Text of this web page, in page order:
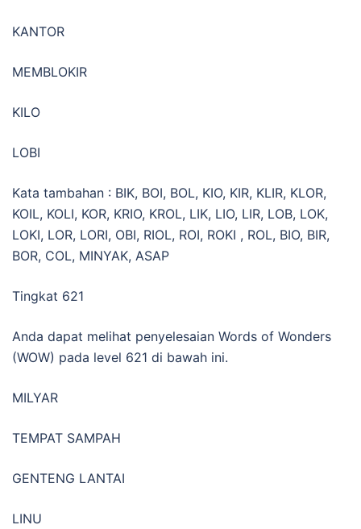
KANTOR
MEMBLOKIR
KILO
LOBI
Kata tambahan : BIK, BOI, BOL, KIO, KIR, KLIR, KLOR,
KOIL, KOLI, KOR, KRIO, KROL, LIK, LIO, LIR, LOB, LOK,
LOKI, LOR, LORI, OBI, RIOL, ROI, ROKI , ROL, BIO, BIR,
BOR, COL, MINYAK, ASAP
Tingkat 621
Anda dapat melihat penyelesaian Words of Wonders
(WOW) pada level 621 di bawah ini.
MILYAR
TEMPAT SAMPAH
GENTENG LANTAI
LINU